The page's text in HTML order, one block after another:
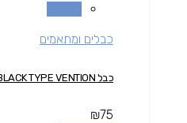
כבלים ומתאמים
כבל HDMI 2.0 3M BLACK TYPE VENTION
₪75